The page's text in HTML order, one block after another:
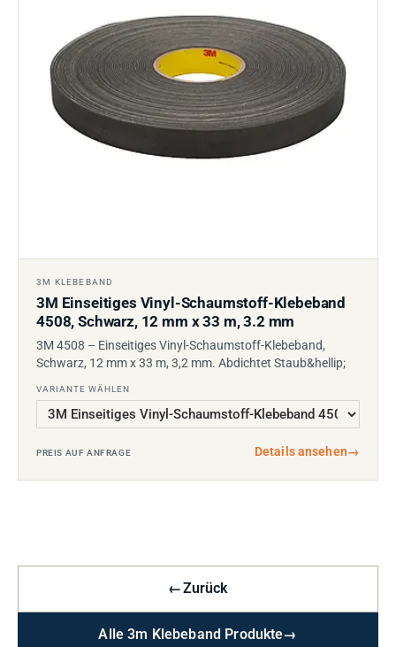
3M KLEBEBAND
3M Einseitiges Vinyl-Schaumstoff-Klebeband
4508, Schwarz, 12 mm x 33 m, 3.2 mm
3M 4508 – Einseitiges Vinyl-Schaumstoff-Klebeband,
Schwarz, 12 mm x 33 m, 3,2 mm. Abdichtet Staub&hellip;
VARIANTE WÄHLEN
PREIS AUF ANFRAGE Details ansehen→
←Zurück
Alle 3m Klebeband Produkte→